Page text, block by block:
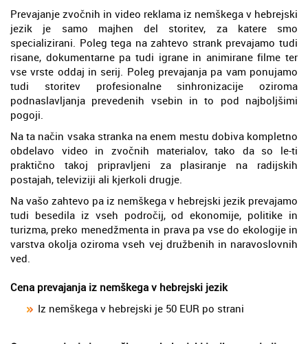
Prevajanje zvočnih in video reklama iz nemškega v hebrejski
jezik je samo majhen del storitev, za katere smo
specializirani. Poleg tega na zahtevo strank prevajamo tudi
risane, dokumentarne pa tudi igrane in animirane filme ter
vse vrste oddaj in serij. Poleg prevajanja pa vam ponujamo
tudi storitev profesionalne sinhronizacije oziroma
podnaslavljanja prevedenih vsebin in to pod najboljšimi
pogoji.
Na ta način vsaka stranka na enem mestu dobiva kompletno
obdelavo video in zvočnih materialov, tako da so le-ti
praktično takoj pripravljeni za plasiranje na radijskih
postajah, televiziji ali kjerkoli drugje.
Na vašo zahtevo pa iz nemškega v hebrejski jezik prevajamo
tudi besedila iz vseh področij, od ekonomije, politike in
turizma, preko menedžmenta in prava pa vse do ekologije in
varstva okolja oziroma vseh vej družbenih in naravoslovnih
ved.
Cena prevajanja iz nemškega v hebrejski jezik
Iz nemškega v hebrejski je 50 EUR po strani